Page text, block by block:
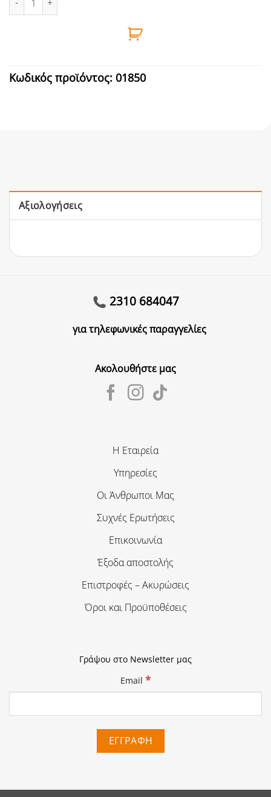
Κωδικός προϊόντος: 01850
Αξιολογήσεις
2310 684047
για τηλεφωνικές παραγγελίες
Ακολουθήστε μας
Η Εταιρεία
Υπηρεσίες
Οι Άνθρωποι Μας
Συχνές Ερωτήσεις
Επικοινωνία
Έξοδα αποστολής
Επιστροφές – Ακυρώσεις
Όροι και Προϋποθέσεις
Γράψου στο Newsletter μας
Email *